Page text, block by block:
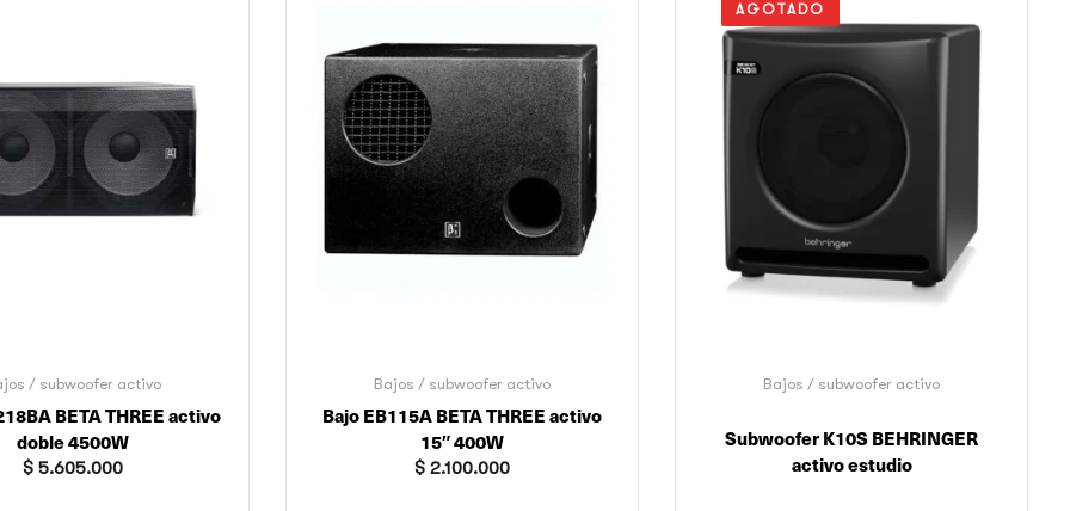
/ subwoofer activo
BETA THREE activo
doble 4500W
$ 5.605.000
Bajos / subwoofer activo
Bajo EB115A BETA THREE activo
15″ 400W
$ 2.100.000
AGOTADO
Bajos / subwoofer activo
Subwoofer K10S BEHRINGER
activo estudio